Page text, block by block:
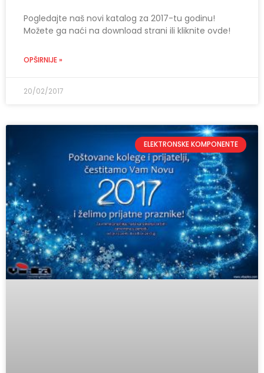
Pogledajte naš novi katalog za 2017-tu godinu!
Možete ga naći na download strani ili kliknite ovde!
OPŠIRNIJE »
20/02/2017
ELEKTRONSKE KOMPONENTE